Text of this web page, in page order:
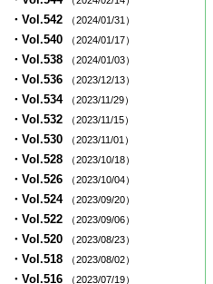
・Vol.542 （2024/01/31）
・Vol.540 （2024/01/17）
・Vol.538 （2024/01/03）
・Vol.536 （2023/12/13）
・Vol.534 （2023/11/29）
・Vol.532 （2023/11/15）
・Vol.530 （2023/11/01）
・Vol.528 （2023/10/18）
・Vol.526 （2023/10/04）
・Vol.524 （2023/09/20）
・Vol.522 （2023/09/06）
・Vol.520 （2023/08/23）
・Vol.518 （2023/08/02）
・Vol.516 （2023/07/19）